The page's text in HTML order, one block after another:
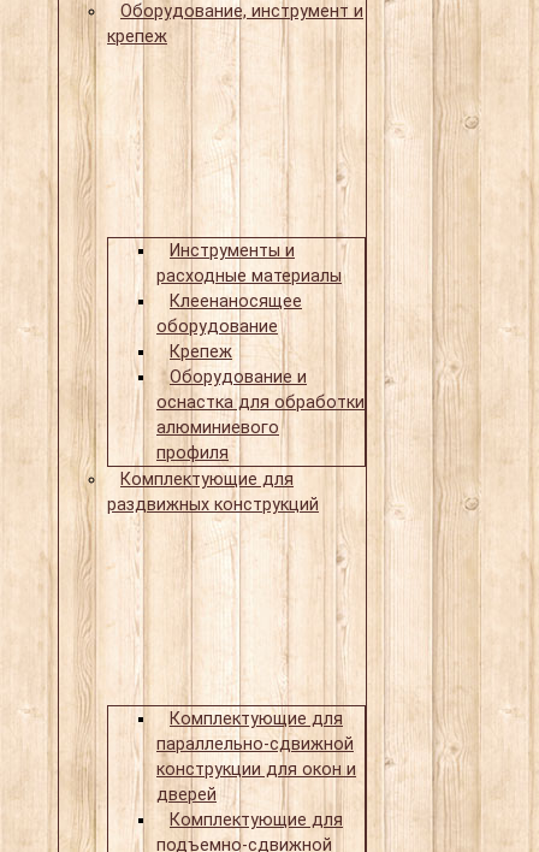
Оборудование, инструмент и
крепеж
Инструменты и
расходные материалы
Клеенаносящее
оборудование
Крепеж
Оборудование и
оснастка для обработки
алюминиевого
профиля
Комплектующие для
раздвижных конструкций
Комплектующие для
параллельно-сдвижной
конструкции для окон и
дверей
Комплектующие для
подъемно-сдвижной